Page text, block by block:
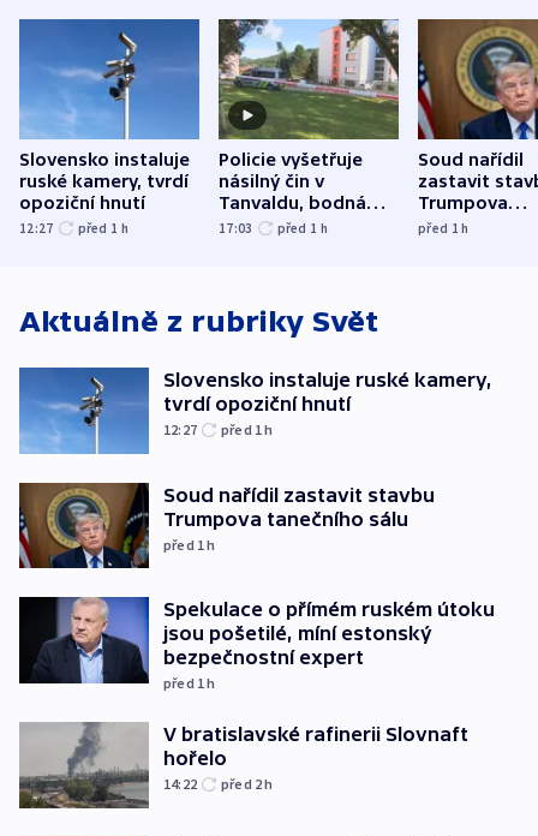
Slovensko instaluje
ruské kamery, tvrdí
opoziční hnutí
12:27 před 1 h
Policie vyšetřuje
násilný čin v
Tanvaldu, bodná
zranění při něm
17:03 před 1 h
Soud nařídil
zastavit
Trumpova
tanečního
před 1h
Aktuálně z rubriky Svět
Slovensko instaluje ruské kamery,
tvrdí opoziční hnutí
12:27 před 1h
Soud nařídil zastavit stavbu
Trumpova tanečního sálu
před 1h
Spekulace o přímém ruském útoku
jsou pošetilé, míní estonský
bezpečnostní expert
před 1h
V bratislavské rafinerii Slovnaft
hořelo
14:22 před 2h